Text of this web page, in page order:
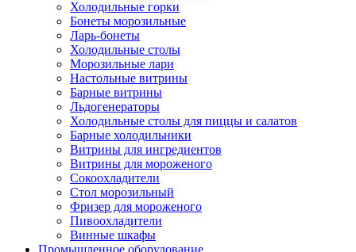
Холодильные горки
Бонеты морозильные
Ларь-бонеты
Холодильные столы
Морозильные лари
Настольные витрины
Барные витрины
Льдогенераторы
Холодильные столы для пиццы и салатов
Барные холодильники
Витрины для ингредиентов
Витрины для мороженого
Сокоохладители
Стол морозильный
Фризер для мороженого
Пивоохладители
Винные шкафы
Промышленное оборудование